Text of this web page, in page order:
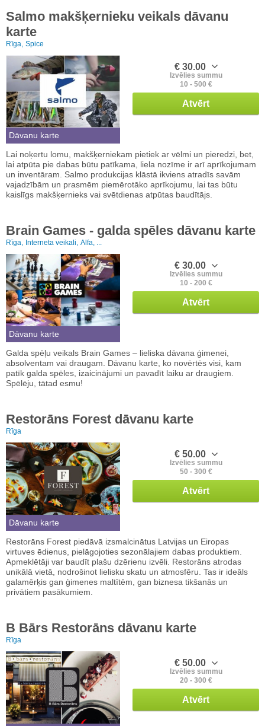
Salmo makšķernieku veikals dāvanu
karte
Rīga, Spice
Dāvanu karte
€ 30.00
Izvēlies summu
10 - 500 €
Atvērt
Lai noķertu lomu, makšķerniekam pietiek ar vēlmi un pieredzi, bet,
lai atpūta pie dabas būtu patīkama, liela nozīme ir arī aprīkojumam
un inventāram. Salmo produkcijas klāstā ikviens atradīs savām
vajadzībām un prasmēm piemērotāko aprīkojumu, lai tas būtu
kaislīgs makšķernieks vai svētdienas atpūtas baudītājs.
Brain Games - galda spēles dāvanu karte
Rīga, Interneta veikali, Alfa, ...
Dāvanu karte
€ 30.00
Izvēlies summu
10 - 200 €
Atvērt
Galda spēļu veikals Brain Games – lieliska dāvana ģimenei,
absolventam vai draugam. Dāvanu karte, ko novērtēs visi, kam
patīk galda spēles, izaicinājumi un pavadīt laiku ar draugiem.
Spēlēju, tātad esmu!
Restorāns Forest dāvanu karte
Rīga
Dāvanu karte
€ 50.00
Izvēlies summu
50 - 300 €
Atvērt
Restorāns Forest piedāvā izsmalcinātus Latvijas un Eiropas
virtuves ēdienus, pielāgojoties sezonālajiem dabas produktiem.
Apmeklētāji var baudīt plašu dzērienu izvēli. Restorāns atrodas
unikālā vietā, nodrošinot lielisku skatu un atmosfēru. Tas ir ideāls
galamērķis gan ģimenes maltītēm, gan biznesa tikšanās un
privātiem pasākumiem.
B Bārs Restorāns dāvanu karte
Rīga
€ 50.00
Izvēlies summu
20 - 300 €
Atvērt